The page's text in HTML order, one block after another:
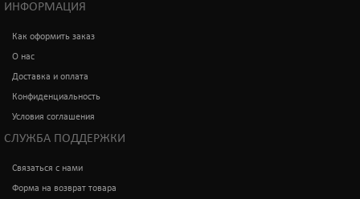
ИНФОРМАЦИЯ
Как оформить заказ
О нас
Доставка и оплата
Конфиденциальность
Условия соглашения
СЛУЖБА ПОДДЕРЖКИ
Связаться с нами
Форма на возврат товара